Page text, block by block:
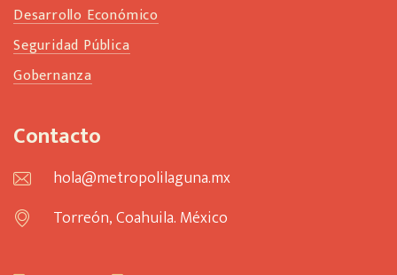
Desarrollo Económico
Seguridad Pública
Gobernanza
Contacto
hola@metropolilaguna.mx
Torreón, Coahuila. México